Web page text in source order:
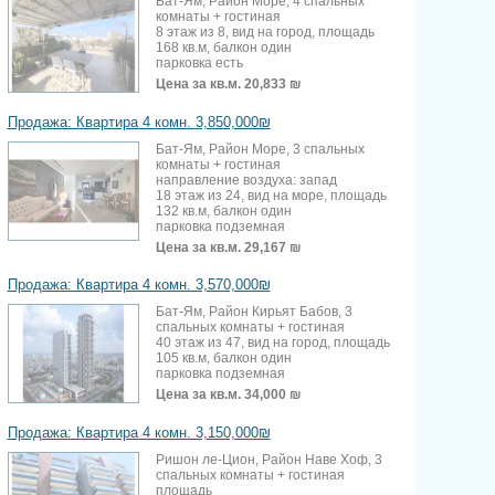
комнаты + гостиная
8 этаж из 8, вид на город, площадь
168 кв.м, балкон один
парковка есть
Цена за кв.м. 20,833 ₪
Продажа: Квартира 4 комн. 3,850,000₪
Бат-Ям, Район Море, 3 спальных
комнаты + гостиная
направление воздуха: запад
18 этаж из 24, вид на море, площадь
132 кв.м, балкон один
парковка подземная
Цена за кв.м. 29,167 ₪
Продажа: Квартира 4 комн. 3,570,000₪
Бат-Ям, Район Кирьят Бабов, 3
спальных комнаты + гостиная
40 этаж из 47, вид на город, площадь
105 кв.м, балкон один
парковка подземная
Цена за кв.м. 34,000 ₪
Продажа: Квартира 4 комн. 3,150,000₪
Ришон ле-Цион, Район Наве Хоф, 3
спальных комнаты + гостиная
площадь